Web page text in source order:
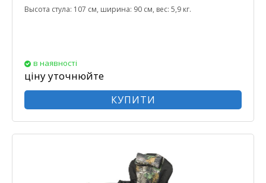
Высота стула: 107 см, ширина: 90 см, вес: 5,9 кг.
в наявності
ціну уточнюйте
КУПИТИ